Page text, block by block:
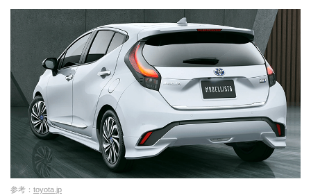
参考： toyota.jp